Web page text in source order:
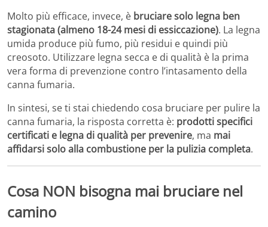
Molto più efficace, invece, è bruciare solo legna ben
stagionata (almeno 18-24 mesi di essiccazione). La legna
umida produce più fumo, più residui e quindi più
creosoto. Utilizzare legna secca e di qualità è la prima
vera forma di prevenzione contro l’intasamento della
canna fumaria.
In sintesi, se ti stai chiedendo cosa bruciare per pulire la
canna fumaria, la risposta corretta è: prodotti specifici
certificati e legna di qualità per prevenire, ma mai
affidarsi solo alla combustione per la pulizia completa.
Cosa NON bisogna mai bruciare nel
camino